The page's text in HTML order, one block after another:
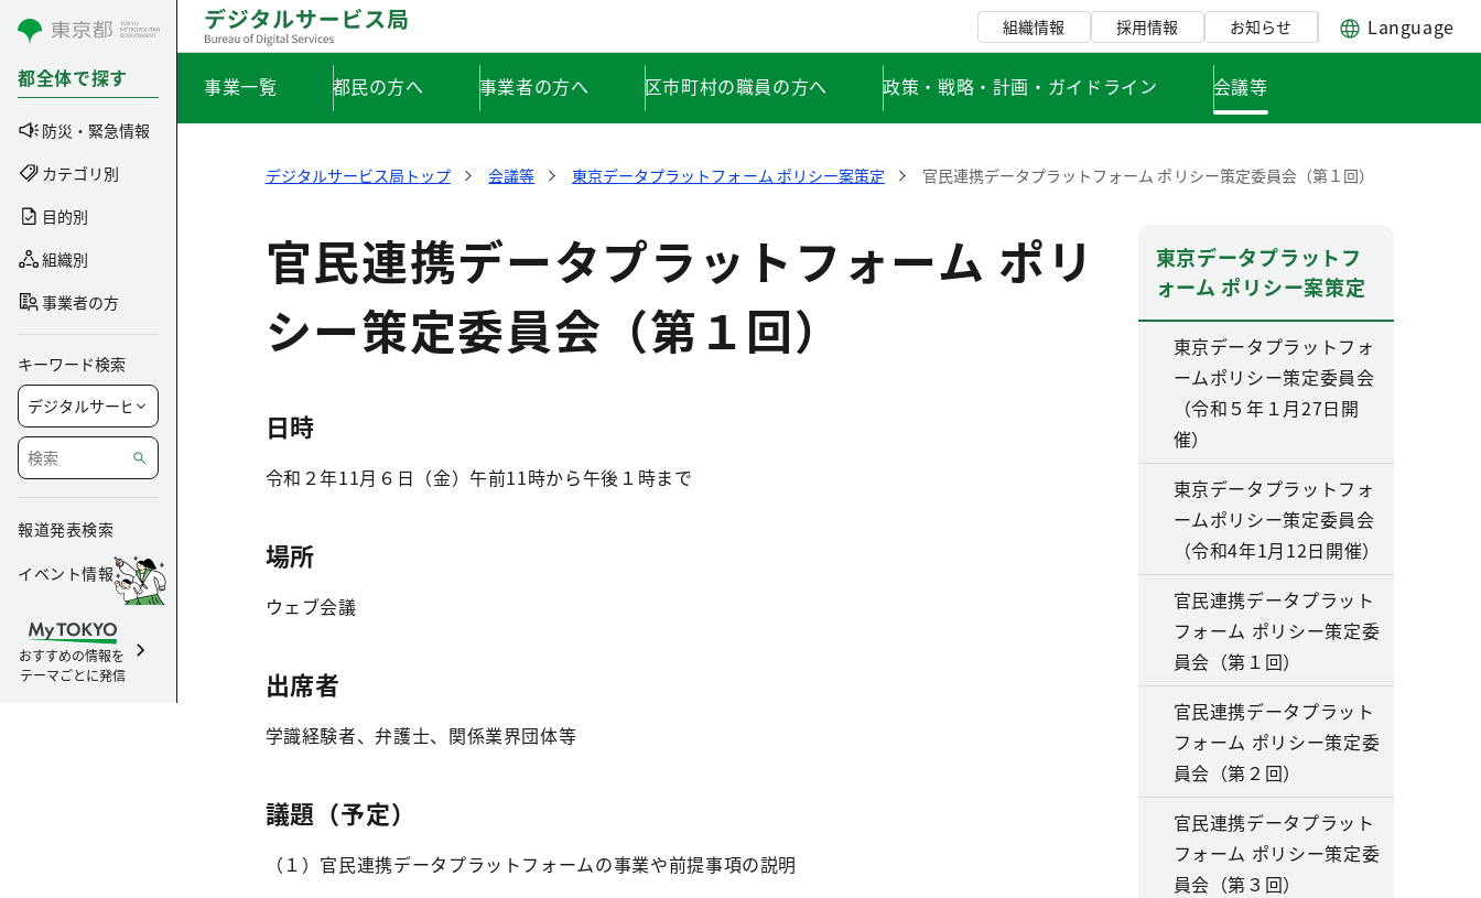
コンテンツにスキップ
都全体で探す
防災・緊急情報
カテゴリ別
目的別
組織別
事業者の方
キーワード検索
報道発表検索
イベント情報
おすすめの情報を
テーマごとに発信
組織情報 採用情報 お知らせ Language
事業一覧 都民の方へ 事業者の方へ 区市町村の職員の方へ 政策・戦略・計画・ガイドライン 会議等
デジタルサービス局トップ 会議等 東京データプラットフォーム ポリシー案策定 官民連携データプラットフォーム ポリシー策定委員会（第１回）
官民連携データプラットフォーム ポリ
シー策定委員会（第１回）
日時
令和２年11月６日（金）午前11時から午後１時まで
場所
ウェブ会議
出席者
学識経験者、弁護士、関係業界団体等
議題（予定）
（１）官民連携データプラットフォームの事業や前提事項の説明
東京データプラットフ
ォーム ポリシー案策定
東京データプラットフォ
ームポリシー策定委員会
（令和５年１月27日開
催）
東京データプラットフォ
ームポリシー策定委員会
（令和4年1月12日開催）
官民連携データプラット
フォーム ポリシー策定委
員会（第１回）
官民連携データプラット
フォーム ポリシー策定委
員会（第２回）
官民連携データプラット
フォーム ポリシー策定委
員会（第３回）